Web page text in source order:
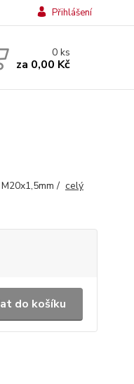
Přihlášení
0ks
za 0,00 Kč
/ celý
do košíku